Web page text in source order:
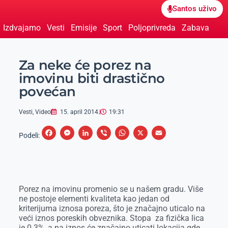
Santos uživo
Izdvajamo Vesti Emisije Sport Poljoprivreda Zabava
Za neke će porez na
imovinu biti drastično
povećan
Vesti, Video 15. april 2014. 19:31
Podeli:
F
b
o
o
M
e
n
g
L
e
d
I
V
r
W
s
A
p
X
E
l
Porez na imovinu promenio se u našem gradu. Više
ne postoje elementi kvaliteta kao jedan od
kriterijuma iznosa poreza, što je značajno uticalo na
veći iznos poreskih obveznika. Stopa za fizička lica